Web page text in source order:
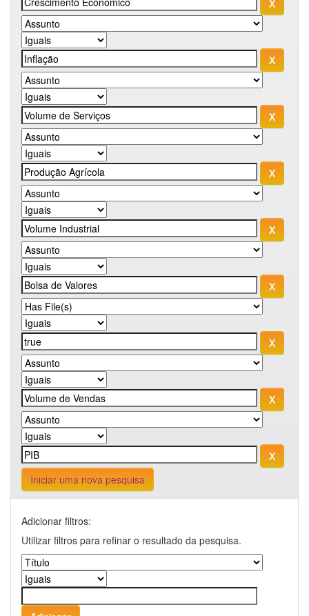
Iniciar uma nova pesquisa
Adicionar filtros:
Utilizar filtros para refinar o resultado da pesquisa.